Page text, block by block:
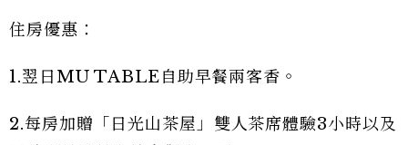
住房優惠：
1.翌日MU TABLE自助早餐兩客香。
2.每房加贈「日光山茶屋」雙人茶席體驗3小時以及